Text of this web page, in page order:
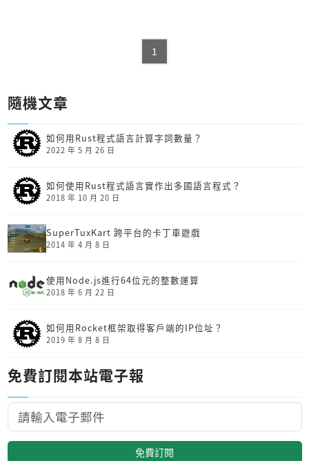
1
隨機文章
如何用Rust程式語言計算字詞數量？
2022 年 5 月 26 日
如何使用Rust程式語言實作出多國語言程式？
2018 年 10 月 20 日
SuperTuxKart 跨平台的卡丁車遊戲
2014 年 4 月 8 日
使用Node.js進行64位元的整數運算
2018 年 6 月 22 日
如何用Rocket框架取得客戶端的IP位址？
2019 年 8 月 8 日
免費訂閱本站電子報
免費訂閱